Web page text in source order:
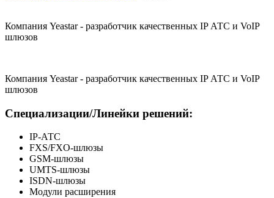
Компания Yeastar - разработчик качественных IP АТС и VoIP
шлюзов
Компания Yeastar - разработчик качественных IP АТС и VoIP
шлюзов
Специализации/Линейки решений:
IP-АТС
FXS/FXO-шлюзы
GSM-шлюзы
UMTS-шлюзы
ISDN-шлюзы
Модули расширения